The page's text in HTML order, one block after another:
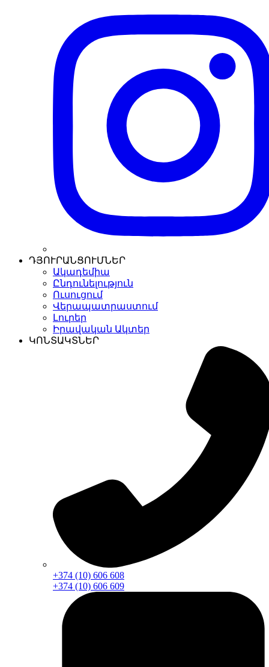
ԴՅՈՒՐԱՆՑՈՒՄՆԵՐ
Ակադեմիա
Ընդունելություն
Ուսուցում
Վերապատրաստում
Լուրեր
Իրավական Ակտեր
ԿՈՆՏԱԿՏՆԵՐ
+374 (10) 606 608
+374 (10) 606 609